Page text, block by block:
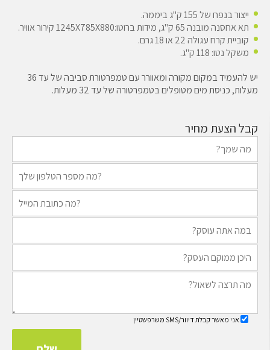
ייצור בנפח של 155 ק"ג ביממה.
תא אחסנה מובנה 65 ק"ג, מידות ברוטו:1245X785X880 קירור אוויר.
קוביית קרח עגולה 22 או 18 גרם.
משקל נטו: 118 ק"ג.
יש להעמיד במקום מקורה ומאוורר עם טמפרטורת סביבה של עד 36
מעלות, כניסת מים מטופלים בטמפרטורה של עד 32 מעלות.
קבל הצעת מחיר
אני מאשר קבלת דיוור/SMS משרפשטיין